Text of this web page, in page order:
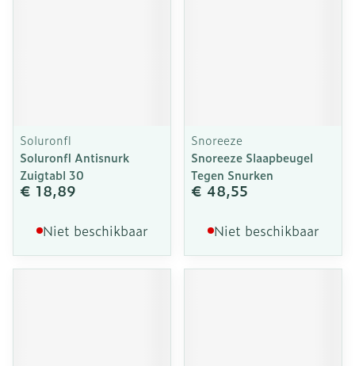
Soluronfl
Soluronfl Antisnurk
Zuigtabl 30
€ 18,89
Niet beschikbaar
Snoreeze
Snoreeze Slaapbeugel
Tegen Snurken
€ 48,55
Niet beschikbaar